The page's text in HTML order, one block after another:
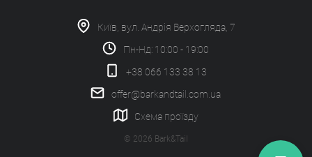
Київ, вул. Андрія Верхогляда, 7
Пн-Нд: 10:00 - 19:00
+38 066 133 38 13
offer@barkandtail.com.ua
Схема проїзду
© 2026 Bark&Tail